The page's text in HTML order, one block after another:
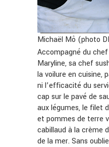
Michaël Mô (photo
Accompagné du
Maryline, sa chef
la voilure en cuisine,
ni l’efficacité du
cap sur le pavé de
aux légumes, le filet
et pommes de terre
cabillaud à la crème
de la mer. Sans